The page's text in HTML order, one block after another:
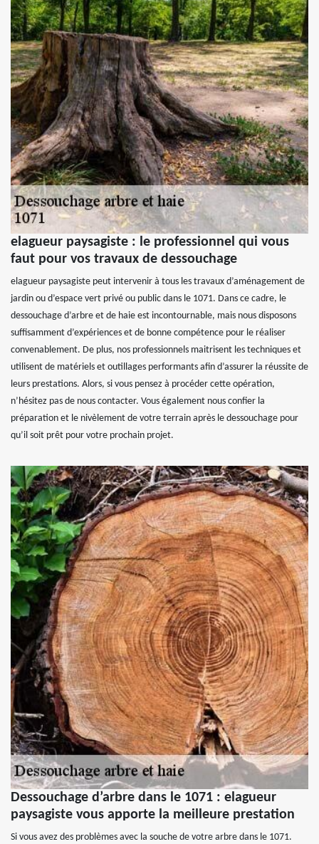
elagueur paysagiste : le professionnel qui vous
faut pour vos travaux de dessouchage
elagueur paysagiste peut intervenir à tous les travaux d’aménagement de
jardin ou d’espace vert privé ou public dans le 1071. Dans ce cadre, le
dessouchage d’arbre et de haie est incontournable, mais nous disposons
suffisamment d’expériences et de bonne compétence pour le réaliser
convenablement. De plus, nos professionnels maitrisent les techniques et
utilisent de matériels et outillages performants afin d’assurer la réussite de
leurs prestations. Alors, si vous pensez à procéder cette opération,
n’hésitez pas de nous contacter. Vous également nous confier la
préparation et le nivèlement de votre terrain après le dessouchage pour
qu’il soit prêt pour votre prochain projet.
Dessouchage d’arbre dans le 1071 : elagueur
paysagiste vous apporte la meilleure prestation
Si vous avez des problèmes avec la souche de votre arbre dans le 1071.